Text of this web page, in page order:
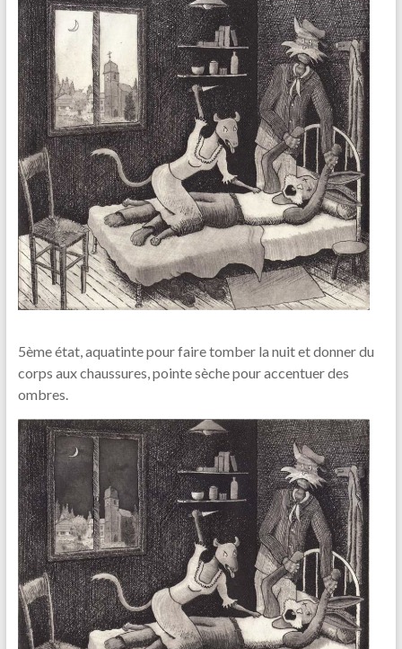
5ème état, aquatinte pour faire tomber la nuit et donner du
corps aux chaussures, pointe sèche pour accentuer des
ombres.